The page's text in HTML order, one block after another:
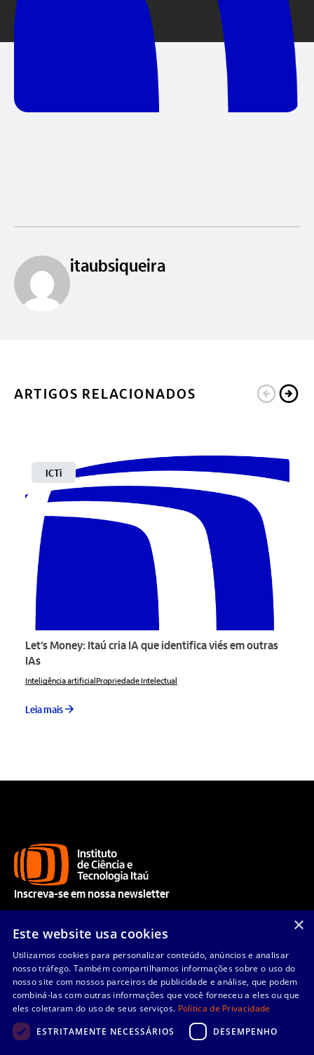
itaubsiqueira
ARTIGOS RELACIONADOS
ICTi
Let’s Money: Itaú cria IA que identifica viés em outras
IAs
Inteligência artificialPropriedade Intelectual
Leia mais
Inscreva-se em nossa newsletter
Enviar
Termos de Uso
Quem somos Linhas de pesquisa
×
Este website usa cookies
Utilizamos cookies para personalizar conteúdo, anúncios e analisar
nosso tráfego. Também compartilhamos informações sobre o uso do
nosso site com nossos parceiros de publicidade e análise, que podem
combiná-las com outras informações que você forneceu a eles ou que
eles coletaram do uso de seus serviços. Política de Privacidade
ESTRITAMENTE NECESSÁRIOS
DESEMPENHO